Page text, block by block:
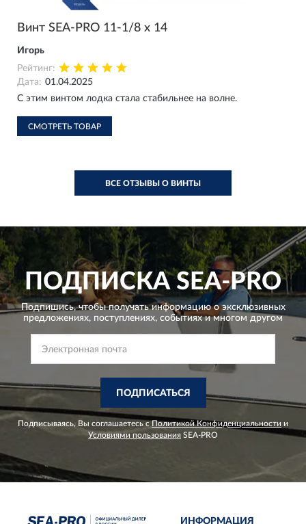
Винт SEA-PRO 11-1/8 х 14
Игорь
Рейтинг:
Дата: 01.04.2025
С этим винтом лодка стала стабильнее на волне.
СМОТРЕТЬ ТОВАР
ВСЕ ОТЗЫВЫ О ВИНТЫ
ПОДПИСКАSEA-PRO
Подпишись, чтобы получать информацию о эксклюзивных
предложениях, поступлениях, событиях и многом другом
ПОДПИСАТЬСЯ
Подписываясь, Вы соглашаетесь сПолитикой Конфиденциальности и
Условиями пользования SEA-PRO
ИНФОРМАЦИЯ